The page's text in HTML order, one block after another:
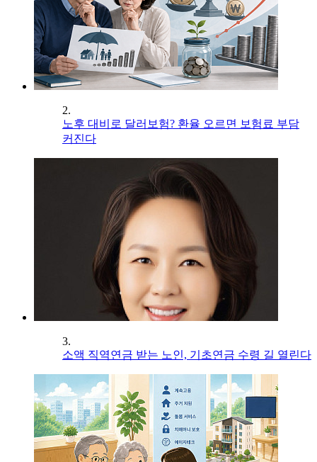
2.
노후 대비로 달러보험? 환율 오르면 보험료 부담
커진다
3.
소액 직역연금 받는 노인, 기초연금 수령 길 열린다